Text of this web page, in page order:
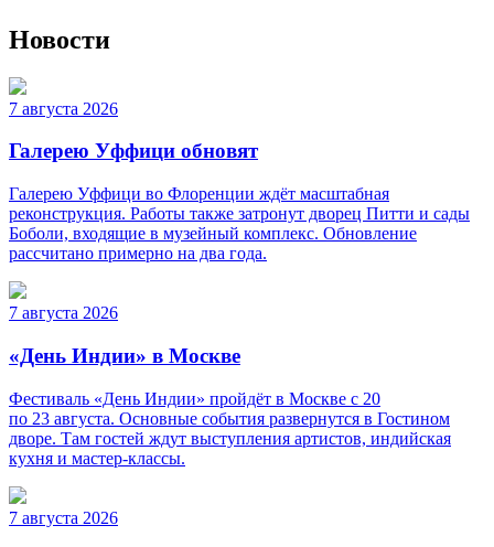
Новости
7 августа 2026
Галерею Уффици обновят
Галерею Уффици во Флоренции ждёт масштабная
реконструкция. Работы также затронут дворец Питти и сады
Боболи, входящие в музейный комплекс. Обновление
рассчитано примерно на два года.
7 августа 2026
«День Индии» в Москве
Фестиваль «День Индии» пройдёт в Москве с 20
по 23 августа. Основные события развернутся в Гостином
дворе. Там гостей ждут выступления артистов, индийская
кухня и мастер-классы.
7 августа 2026